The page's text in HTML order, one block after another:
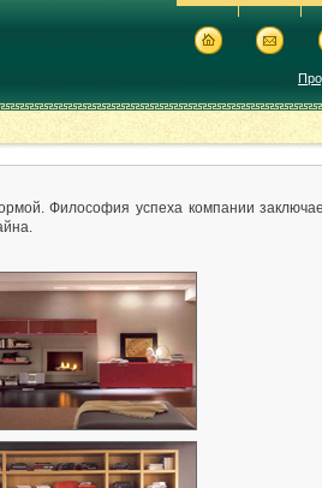
Философия успеха компании